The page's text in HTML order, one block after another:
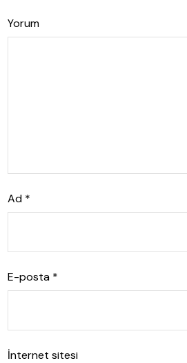
Yorum
Ad *
E-posta *
İnternet sitesi